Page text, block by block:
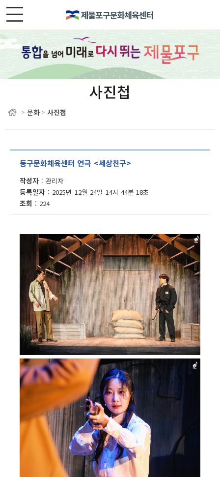
사진첩
> 문화 > 사진첩
동구문화체육센터 연극 <세상친구>
작성자 관리자
등록일자 2025년 12월 24일 14시 44분 18초
조회 224